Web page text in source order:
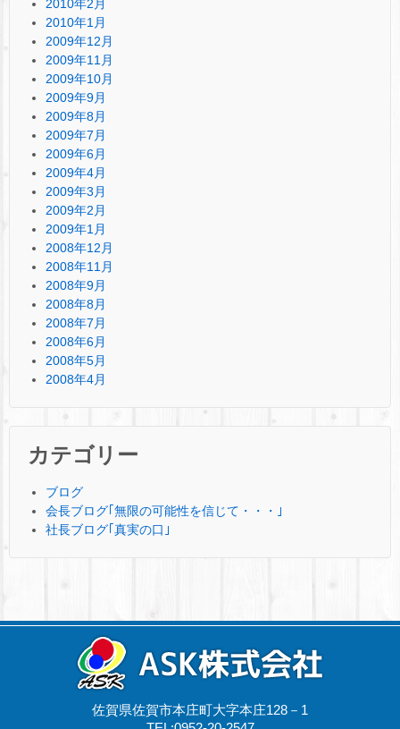
2010年2月
2010年1月
2009年12月
2009年11月
2009年10月
2009年9月
2009年8月
2009年7月
2009年6月
2009年4月
2009年3月
2009年2月
2009年1月
2008年12月
2008年11月
2008年9月
2008年8月
2008年7月
2008年6月
2008年5月
2008年4月
カテゴリー
ブログ
会長ブログ｢無限の可能性を信じて・・・｣
社長ブログ｢真実の口｣
佐賀県佐賀市本庄町大字本庄128－1